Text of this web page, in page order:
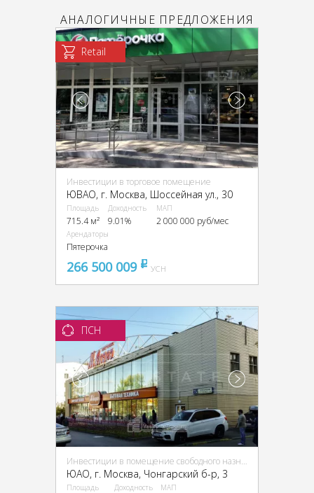
АНАЛОГИЧНЫЕ ПРЕДЛОЖЕНИЯ
Retail
Инвестиции в торговое помещение
ЮВАО, г. Москва, Шоссейная ул., 30
Площадь
715.4 м²
Доходность
9.01%
МАП
2 000 000 руб/мес
Арендаторы
Пятерочка
266 500 009 pуб
УСН
ПСН
Инвестиции в помещение свободного назначения (ПСН)
ЮАО, г. Москва, Чонгарский б-р, 3
Площадь Доходность МАП